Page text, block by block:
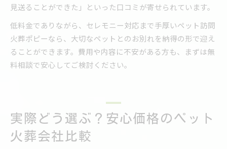
見送ることができた」といった口コミが寄せられています。
低料金でありながら、セレモニー対応まで手厚いペット訪問
火葬ポピーなら、大切なペットとのお別れを納得の形で迎え
ることができます。費用や内容に不安がある方も、まずは無
料相談で安心してご検討ください。
実際どう選ぶ？安心価格のペット
火葬会社比較